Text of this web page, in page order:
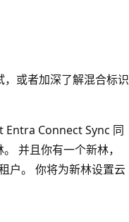
或者加深了解混合标识
Entra Connect Sync 同
并且你有一个新林，
户。 你将为新林设置云